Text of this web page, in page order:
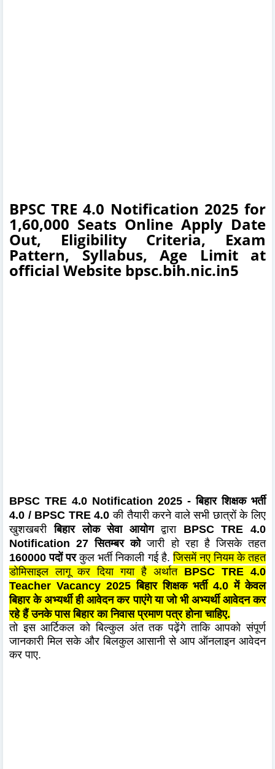
BPSC TRE 4.0 Notification 2025 for
1,60,000 Seats Online Apply Date
Out, Eligibility Criteria, Exam
Pattern, Syllabus, Age Limit at
official Website bpsc.bih.nic.in5
BPSC TRE 4.0 Notification 2025 - बिहार शिक्षक भर्ती
4.0 / BPSC TRE 4.0 की तैयारी करने वाले सभी छात्रों के लिए
खुशखबरीबिहार लोक सेवा आयोगद्वारा BPSC TRE 4.0
Notification27सितम्बर कोजारी हो रहा है जिसके तहत
160000 पदों परकुल भर्ती निकाली गई है.जिसमें नए नियम के तहत
डोमिसाइल लागू कर दिया गया है अर्थात BPSC TRE 4.0
Teacher Vacancy 2025बिहार शिक्षक भर्ती 4.0में केवल
बिहार के अभ्यर्थी ही आवेदन कर पाएंगे या जो भी अभ्यर्थी आवेदन कर
रहे हैं उनके पास बिहार का निवास प्रमाण पत्र होना चाहिए.
तो इस आर्टिकल को बिल्कुल अंत तक पढ़ेंगे ताकि आपको संपूर्ण
जानकारी मिल सके और बिलकुल आसानी से आप ऑनलाइन आवेदन
कर पाए.